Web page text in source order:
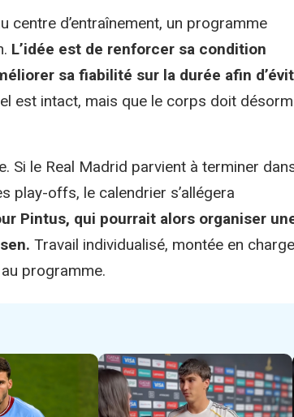
centre d’entraînement, un programme
L’idée est de renforcer sa condition
sa fiabilité sur la durée afin
est intact, mais que le corps doit
Si le Real Madrid parvient à terminer
play-offs, le calendrier s’allégera
Pintus, qui pourrait alors organiser
Travail individualisé, montée en charge
programme.